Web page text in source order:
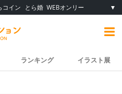
コイン とら婚 WEBオンリー ▼
ランキング イラスト展